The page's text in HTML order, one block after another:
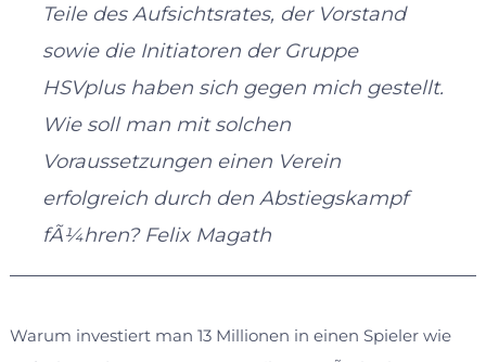
Teile des Aufsichtsrates, der Vorstand
sowie die Initiatoren der Gruppe
HSVplus haben sich gegen mich gestellt.
Wie soll man mit solchen
Voraussetzungen einen Verein
erfolgreich durch den Abstiegskampf
fÃ¼hren? Felix Magath
Warum investiert man 13 Millionen in einen Spieler wie